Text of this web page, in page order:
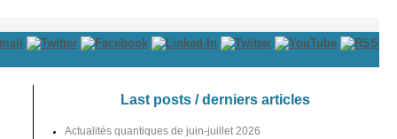
Last posts / derniers articles
Actualités quantiques de juin-juillet 2026